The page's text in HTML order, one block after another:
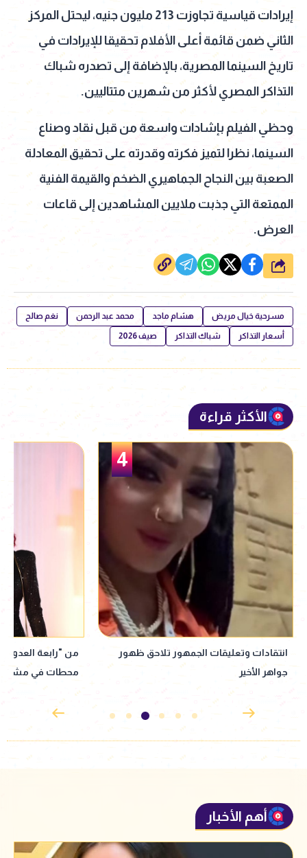
إيرادات قياسية تجاوزت 213 مليون جنيه، ليحتل المركز
الثاني ضمن قائمة أعلى الأفلام تحقيقا للإيرادات في
تاريخ السينما المصرية، بالإضافة إلى تصدره شباك
التذاكر المصري لأكثر من شهرين متتاليين.
وحظي الفيلم بإشادات واسعة من قبل نقاد وصناع
السينما، نظرا لتميز فكرته وقدرته على تحقيق المعادلة
الصعبة بين النجاح الجماهيري الضخم والقيمة الفنية
الممتعة التي جذبت ملايين المشاهدين إلى قاعات
العرض.
شارك
مسرحية خيال مريض هشام ماجد محمد عبد الرحمن نغم صالح
أسعار التذاكر شباك التذاكر صيف 2026
الأكثر قراءة
5
من "رابعة العدوية" إلى العودة لماسبيرو..
محطات في مشوار نبيلة عبيد
نبيلة عبيد تعود
إذاعي جديد مأخوذ
القدوس
أهم الأخبار